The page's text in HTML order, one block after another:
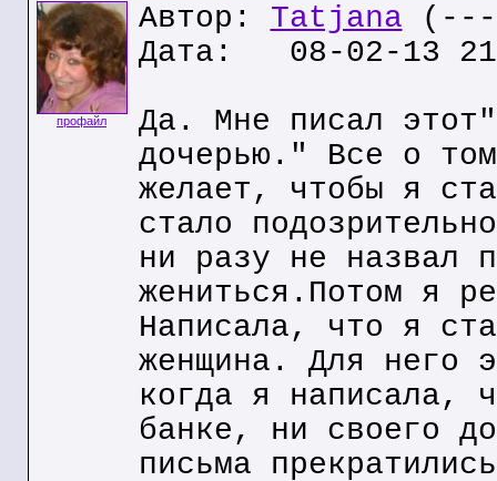
профайл
Автор: Tatjana (---
Дата: 08-02-13
Да. Мне писал
дочерью." Все о
желает, чтобы я
стало
ни разу не назвал
жениться.Потом я
Написала, что я
женщина. Для него
когда я написала,
банке, ни своего
письма